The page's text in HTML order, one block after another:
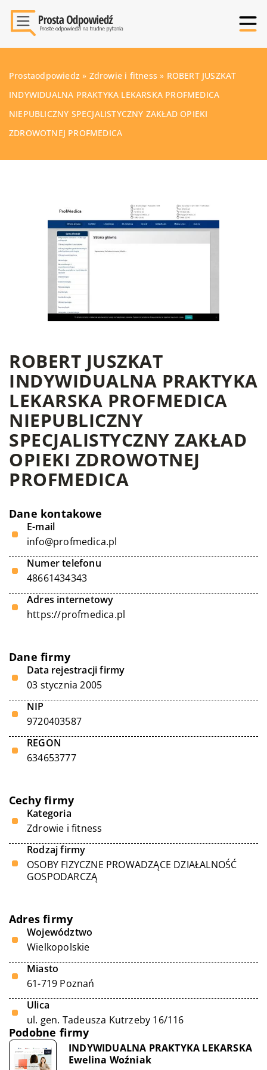
Prostaodpowiedz » Zdrowie i fitness » ROBERT JUSZKAT
INDYWIDUALNA PRAKTYKA LEKARSKA PROFMEDICA
NIEPUBLICZNY SPECJALISTYCZNY ZAKŁAD OPIEKI
ZDROWOTNEJ PROFMEDICA
ROBERT JUSZKAT
INDYWIDUALNA PRAKTYKA
LEKARSKA PROFMEDICA
NIEPUBLICZNY
SPECJALISTYCZNY ZAKŁAD
OPIEKI ZDROWOTNEJ
PROFMEDICA
Dane kontakowe
E-mail
info@profmedica.pl
Numer telefonu
48661434343
Adres internetowy
https://profmedica.pl
Dane firmy
Data rejestracji firmy
03 stycznia 2005
NIP
9720403587
REGON
634653777
Cechy firmy
Kategoria
Zdrowie i fitness
Rodzaj firmy
OSOBY FIZYCZNE PROWADZĄCE DZIAŁALNOŚĆ
GOSPODARCZĄ
Adres firmy
Województwo
Wielkopolskie
Miasto
61-719 Poznań
Ulica
ul. gen. Tadeusza Kutrzeby 16/116
Podobne firmy
INDYWIDUALNA PRAKTYKA LEKARSKA
Ewelina Woźniak